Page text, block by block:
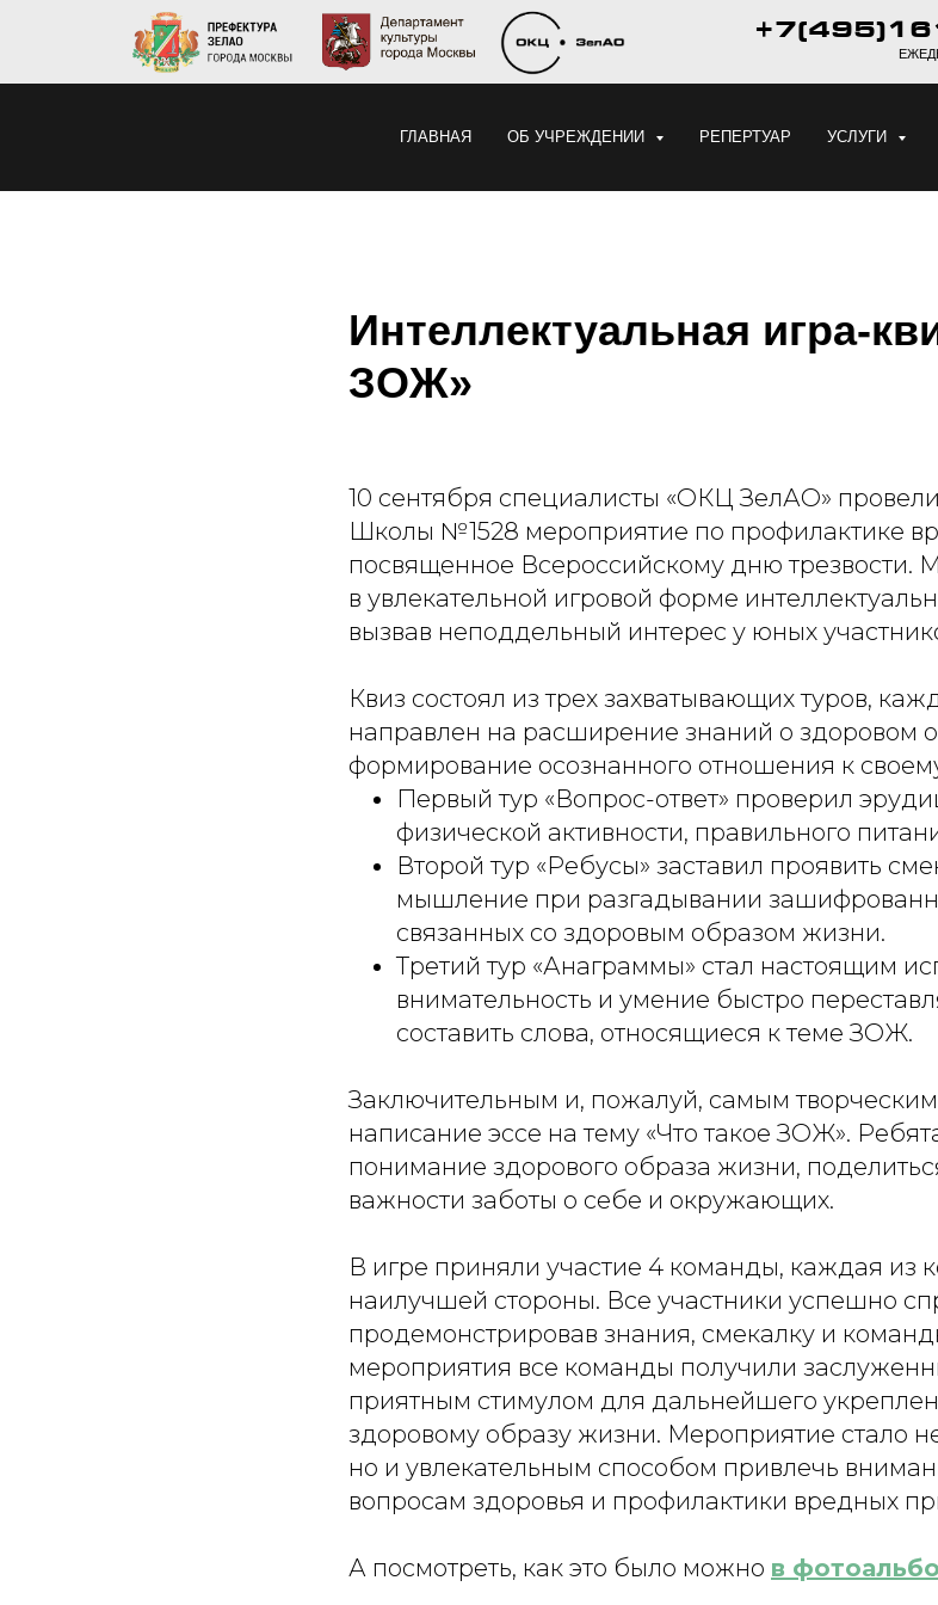
ГЛАВНАЯ ОБ УЧРЕЖДЕНИИ РЕПЕРТУАР УСЛУГИ
Интеллектуальная игра-
ЗОЖ»
10 сентября специалисты «ОКЦ ЗелАО»
Школы №1528 мероприятие по профилактике
посвященное Всероссийскому дню трезвости.
в увлекательной игровой форме
вызвав неподдельный интерес у юных
Квиз состоял из трех захватывающих туров,
направлен на расширение знаний о здоровом
формирование осознанного отношения к
Первый тур «Вопрос-ответ» проверил
физической активности, правильного
Второй тур «Ребусы» заставил проявить
мышление при разгадывании
связанных со здоровым образом жизни.
Третий тур «Анаграммы» стал настоящим
внимательность и умение быстро
составить слова, относящиеся к теме ЗОЖ.
Заключительным и, пожалуй, самым
написание эссе на тему «Что такое ЗОЖ».
понимание здорового образа жизни,
важности заботы о себе и окружающих.
В игре приняли участие 4 команды, каждая из
наилучшей стороны. Все участники успешно
продемонстрировав знания, смекалку и
мероприятия все команды получили
приятным стимулом для дальнейшего
здоровому образу жизни. Мероприятие стало
но и увлекательным способом привлечь
вопросам здоровья и профилактики вредных
А посмотреть, как это было можно в